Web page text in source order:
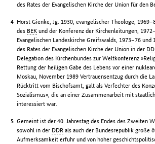
des Rates der Evangelischen Kirche der Union für den
Horst Gienke, Jg. 1930, evangelischer Theologe,
des BEK und der Konferenz der Kirchenleitungen,
Evangelischen Landeskirche Greifswalds, 1973–76 und
des Rates der Evangelischen Kirche der Union in der
Delegation des Kirchenbundes zur Weltkonferenz
Rettung der heiligen Gabe des Lebens vor einer
Moskau, November 1989 Vertrauensentzug durch die
Rücktritt vom Bischofsamt, galt als Verfechter des
Sozialismus«, die an einer Zusammenarbeit mit
interessiert war.
Gemeint ist der 40. Jahrestag des Endes des Zweiten
sowohl in der DDR als auch der Bundesrepublik große
Aufmerksamkeit erfuhr und von hoher